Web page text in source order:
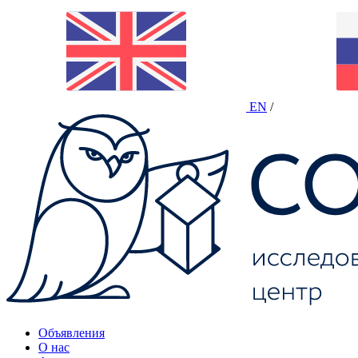
EN /
Объявления
О нас